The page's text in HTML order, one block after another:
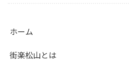
ホーム
街楽松山とは